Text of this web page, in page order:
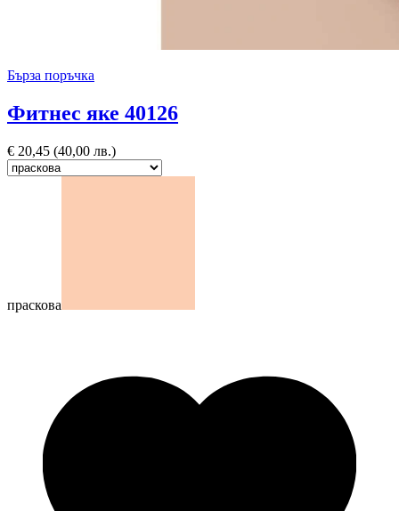
Бърза поръчка
Фитнес яке 40126
€ 20,45 (40,00 лв.)
праскова